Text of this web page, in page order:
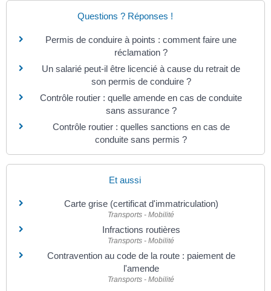
Questions ? Réponses !
Permis de conduire à points : comment faire une
réclamation ?
Un salarié peut-il être licencié à cause du retrait de
son permis de conduire ?
Contrôle routier : quelle amende en cas de conduite
sans assurance ?
Contrôle routier : quelles sanctions en cas de
conduite sans permis ?
Et aussi
Carte grise (certificat d'immatriculation)
Transports - Mobilité
Infractions routières
Transports - Mobilité
Contravention au code de la route : paiement de
l'amende
Transports - Mobilité